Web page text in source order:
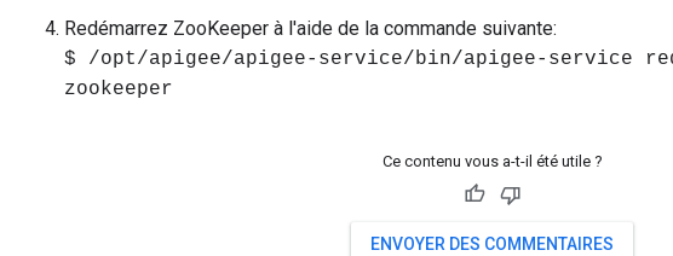
Redémarrez ZooKeeper à l'aide de la commande suivante:
$ /opt/apigee/apigee-service/bin/apigee-service
zookeeper
Ce contenu vous a-t-il été utile ?
ENVOYER DES COMMENTAIRES